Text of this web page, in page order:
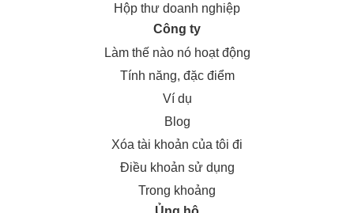
Hộp thư doanh nghiệp
Công ty
Làm thế nào nó hoạt động
Tính năng, đặc điểm
Ví dụ
Blog
Xóa tài khoản của tôi đi
Điều khoản sử dụng
Trong khoảng